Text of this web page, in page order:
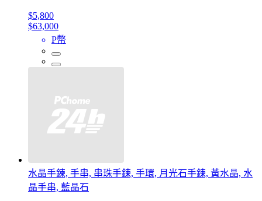
$5,800
$63,000
P幣
水晶手鍊, 手串, 串珠手鍊, 手環, 月光石手鍊, 黃水晶, 水
晶手串, 藍晶石